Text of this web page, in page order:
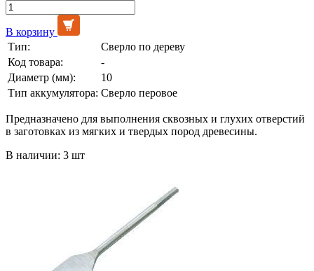
В корзину
Тип:
Сверло по дереву
Код товара:
-
Диаметр (мм):
10
Тип аккумулятора: Сверло перовое
Предназначено для выполнения сквозных и глухих отверстий
в заготовках из мягких и твердых пород древесины.
В наличии: 3 шт